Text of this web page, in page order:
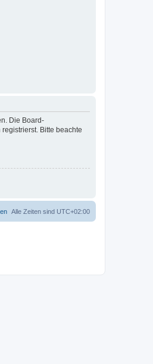
Die Board-
Bitte beachte
Alle Zeiten sind UTC+02:00